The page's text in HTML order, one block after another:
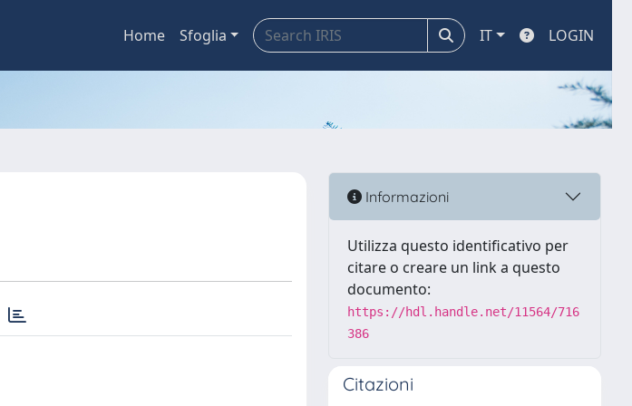
Home Sfoglia IT LOGIN
Informazioni
Utilizza questo identificativo per
citare o creare un link a questo
documento:
https://hdl.handle.net/11564/716
386
Citazioni